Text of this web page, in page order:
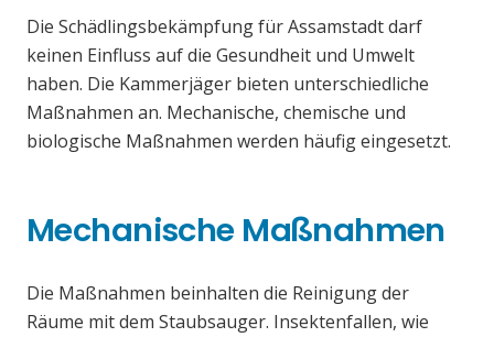
Die Schädlingsbekämpfung für Assamstadt darf
keinen Einfluss auf die Gesundheit und Umwelt
haben. Die Kammerjäger bieten unterschiedliche
Maßnahmen an. Mechanische, chemische und
biologische Maßnahmen werden häufig eingesetzt.
Mechanische Maßnahmen
Die Maßnahmen beinhalten die Reinigung der
Räume mit dem Staubsauger. Insektenfallen, wie